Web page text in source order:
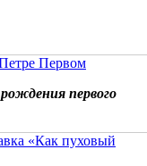
Первом
первого
«Как пуховый